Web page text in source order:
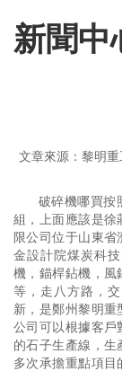
新聞中
文章來源：黎
破碎機哪買按
組，上面應該是徐
限公司位于山東
金設計院煤炭科
機，錨桿鉆機，風
等，走八方路，
新，是鄭州黎明
公司可以根據客戶
的石子生產線，生
多次承擔重點項目